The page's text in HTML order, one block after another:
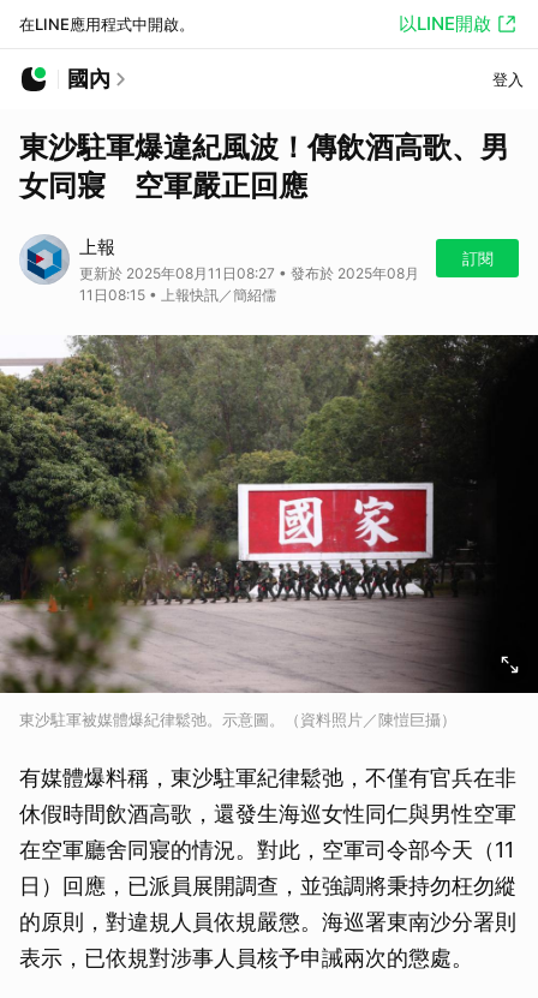
在LINE應用程式中開啟。 以LINE開啟
國內 登入
東沙駐軍爆違紀風波！傳飲酒高歌、男
女同寢 空軍嚴正回應
上報
更新於 2025年08月11日08:27 • 發布於 2025年08月
11日08:15 • 上報快訊／簡紹儒
訂閱
東沙駐軍被媒體爆紀律鬆弛。示意圖。（資料照片／陳愷巨攝）
有媒體爆料稱，東沙駐軍紀律鬆弛，不僅有官兵在非
休假時間飲酒高歌，還發生海巡女性同仁與男性空軍
在空軍廳舍同寢的情況。對此，空軍司令部今天（11
日）回應，已派員展開調查，並強調將秉持勿枉勿縱
的原則，對違規人員依規嚴懲。海巡署東南沙分署則
表示，已依規對涉事人員核予申誡兩次的懲處。